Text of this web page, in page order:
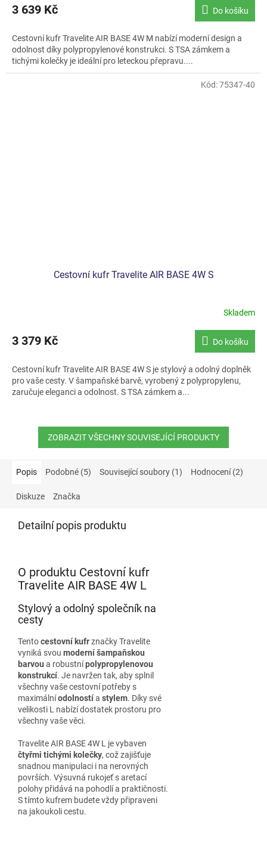
produktu
je
z
5
hvězdiček.
3 639 Kč Do košíku
Cestovní kufr Travelite AIR BASE 4W M nabízí moderní design a
odolnost díky polypropylenové konstrukci. S TSA zámkem a
tichými kolečky je ideální pro leteckou přepravu....
Cestovní kufr Travelite AIR BASE 4W S
produktu
je
z
5
hvězdiček.
Skladem
3 379 Kč Do košíku
Cestovní kufr Travelite AIR BASE 4W S je stylový a odolný doplněk
pro vaše cesty. V šampaňské barvě, vyrobený z polypropylenu,
zaručuje eleganci a odolnost. S TSA zámkem a...
Kód:75347-40
ZOBRAZIT VŠECHNY SOUVISEJÍCÍ PRODUKTY
Popis Podobné (5) Související soubory (1) Hodnocení (2)
Diskuze Značka
Detailní popis produktu
O produktu Cestovní kufr
Travelite AIR BASE 4W L
Stylový a odolný společník na
cesty
Tentocestovní kufrznačky Travelite
vyniká svou moderní šampaňskou
barvou a robustnípolypropylenovou
konstrukcí. Je navržen tak, aby splnil
všechny vaše cestovní potřeby s
maximálníodolnostía stylem. Díky své
velikosti L nabízí dostatek prostoru pro
všechny vaše věci.
Travelite AIR BASE 4W L je vybaven
čtyřmi tichými kolečky, což zajišťuje
snadnou manipulaci i na nerovných
površích. Výsuvná rukojeť s aretací
polohy přidává na pohodlí a praktičnosti.
S tímto kufrem budete vždy připraveni
na jakoukoli cestu.